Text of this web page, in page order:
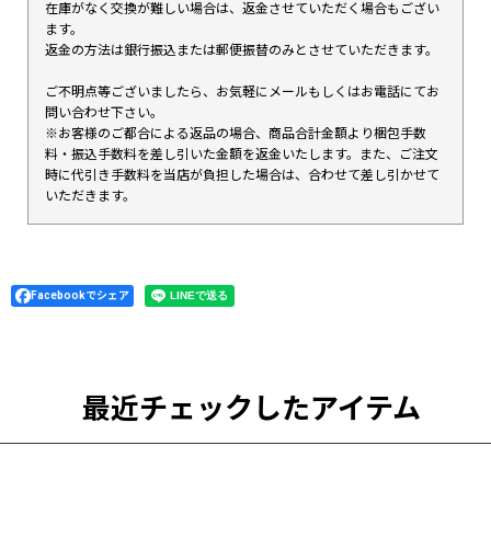
在庫がなく交換が難しい場合は、返金させていただく場合もござい
ます。
返金の方法は銀行振込または郵便振替のみとさせていただきます。
ご不明点等ございましたら、お気軽にメールもしくはお電話にてお
問い合わせ下さい。
※お客様のご都合による返品の場合、商品合計金額より梱包手数
料・振込手数料を差し引いた金額を返金いたします。また、ご注文
時に代引き手数料を当店が負担した場合は、合わせて差し引かせて
いただきます。
Facebookでシェア
最近チェックしたアイテム